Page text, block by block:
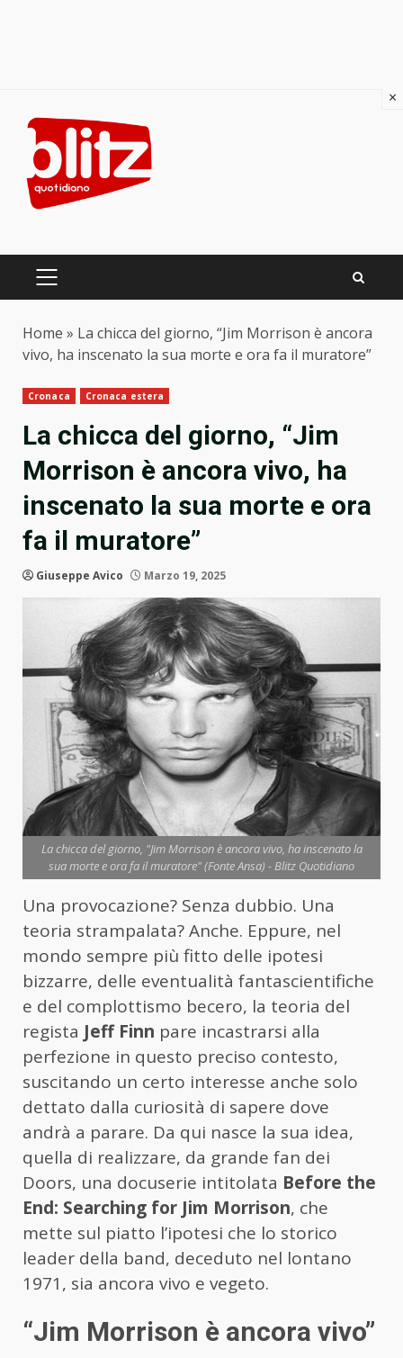
content
PRIMARY
Home » La chicca del giorno, “Jim Morrison è ancora
vivo, ha inscenato la sua morte e ora fa il muratore”
Cronaca Cronaca estera
La chicca del giorno, “Jim
Morrison è ancora vivo, ha
inscenato la sua morte e ora
fa il muratore”
Giuseppe Avico Marzo 19, 2025
La chicca del giorno, "Jim Morrison è ancora vivo, ha inscenato la
sua morte e ora fa il muratore" (Fonte Ansa) - Blitz Quotidiano
Una provocazione? Senza dubbio. Una
teoria strampalata? Anche. Eppure, nel
mondo sempre più fitto delle ipotesi
bizzarre, delle eventualità fantascientifiche
e del complottismo becero, la teoria del
regista Jeff Finn pare incastrarsi alla
perfezione in questo preciso contesto,
suscitando un certo interesse anche solo
dettato dalla curiosità di sapere dove
andrà a parare. Da qui nasce la sua idea,
quella di realizzare, da grande fan dei
Doors, una docuserie intitolata Before the
End: Searching for Jim Morrison, che
mette sul piatto l’ipotesi che lo storico
leader della band, deceduto nel lontano
1971, sia ancora vivo e vegeto.
“Jim Morrison è ancora vivo”
×